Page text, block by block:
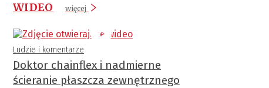
WIDEO
więcej
Ludzie i komentarze
Doktor chainflex i nadmierne
ścieranie płaszcza zewnętrznego